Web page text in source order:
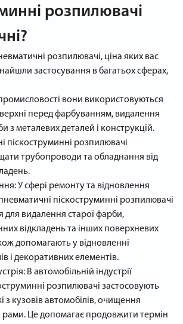
розпилювачі
розпилювачі, ціна яких вас
застосування в багатьох сферах,
вони використовуються
перед фарбуванням, видалення
з металевих деталей і конструкцій.
піскоструминні розпилювачі
трубопроводи та обладнання від
У сфері ремонту та відновлення
піскоструминні розпилювачі
для видалення старої фарби,
відкладень та інших поверхневих
допомагають у відновленні
і декоративних елементів.
В автомобільній індустрії
розпилювачі застосовують
з кузовів автомобілів, очищення
рами. Це допомагає продовжити термін